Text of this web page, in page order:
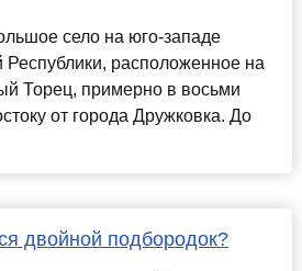
село на юго-западе
расположенное на
Торец, примерно в восьми
от города Дружковка. До
двойной подбородок?